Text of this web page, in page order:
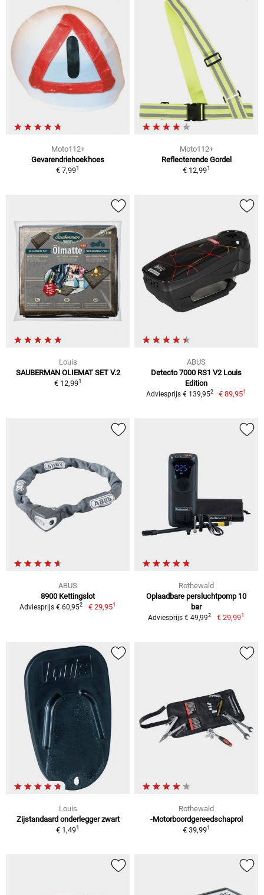
Moto112+
Gevarendriehoekhoes
€ 7,991
Moto112+
Reflecterende Gordel
€ 12,991
Louis
SAUBERMAN OLIEMAT SET V.2
€ 12,991
ABUS
Detecto 7000 RS1 V2 Louis
Edition
Adviesprijs € 139,952 € 89,951
ABUS
8900 Kettingslot
Adviesprijs € 60,952 € 29,951
Rothewald
Oplaadbare persluchtpomp 10
bar
Adviesprijs € 49,992 € 29,991
Louis
Zijstandaard onderlegger zwart
€ 1,491
Rothewald
-Motorboordgereedschaprol
€ 39,991